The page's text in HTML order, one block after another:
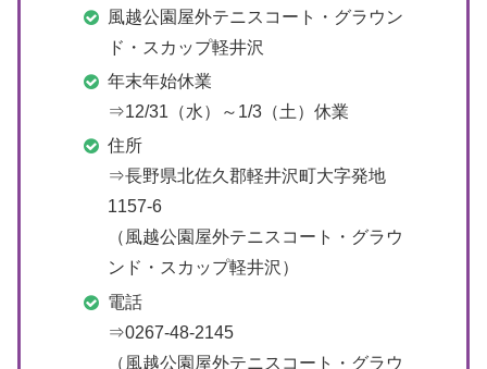
風越公園屋外テニスコート・グラウン
ド・スカップ軽井沢
年末年始休業
⇒12/31（水）～1/3（土）休業
住所
⇒長野県北佐久郡軽井沢町大字発地
1157-6
（風越公園屋外テニスコート・グラウ
ンド・スカップ軽井沢）
電話
⇒0267-48-2145
（風越公園屋外テニスコート・グラウ